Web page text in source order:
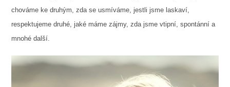
chováme ke druhým, zda se usmíváme, jestli jsme laskaví,
respektujeme druhé, jaké máme zájmy, zda jsme vtipní, spontánní a
mnohé další.